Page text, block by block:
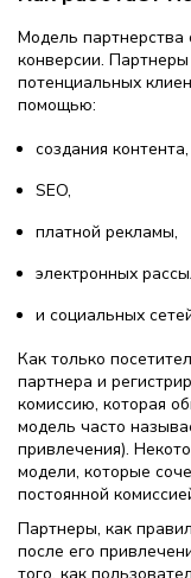
Модель партнерства
конверсии.
потенциальных
помощью:
создания контента,
SEO,
платной рекламы,
электронных
и социальных
Как только
партнера и
комиссию, которая
модель часто
привлечения).
модели, которые
постоянной
Партнеры, как
после его